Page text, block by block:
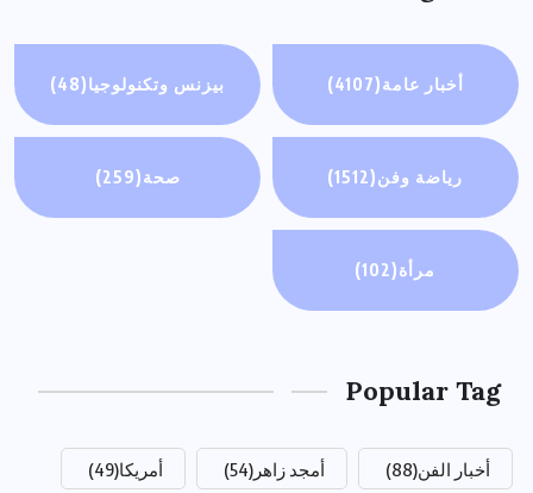
أخبار عامة(4107) بيزنس وتكنولوجيا(48)
رياضة وفن(1512) صحة(259)
مرأة(102)
Popular Tag
أخبار الفن(88) أمجد زاهر (54) أمريكا(49)